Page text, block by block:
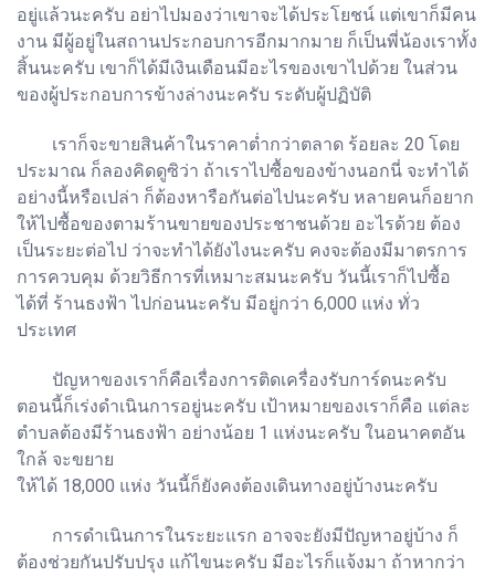
อยู่แล้วนะครับ อย่าไปมองว่าเขาจะได้ประโยชน์ แต่เขาก็มีคน
งาน มีผู้อยู่ในสถานประกอบการอีกมากมาย ก็เป็นพี่น้องเราทั้ง
สิ้นนะครับ เขาก็ได้มีเงินเดือนมีอะไรของเขาไปด้วย ในส่วน
ของผู้ประกอบการข้างล่างนะครับ ระดับผู้ปฏิบัติ
เราก็จะขายสินค้าในราคาต่ำกว่าตลาด ร้อยละ 20 โดย
ประมาณ ก็ลองคิดดูซิว่า ถ้าเราไปซื้อของข้างนอกนี่ จะทำได้
อย่างนี้หรือเปล่า ก็ต้องหารือกันต่อไปนะครับ หลายคนก็อยาก
ให้ไปซื้อของตามร้านขายของประชาชนด้วย อะไรด้วย ต้อง
เป็นระยะต่อไป ว่าจะทำได้ยังไงนะครับ คงจะต้องมีมาตรการ
การควบคุม ด้วยวิธีการที่เหมาะสมนะครับ วันนี้เราก็ไปซื้อ
ได้ที่ ร้านธงฟ้า ไปก่อนนะครับ มีอยู่กว่า 6,000 แห่ง ทั่ว
ประเทศ
ปัญหาของเราก็คือเรื่องการติดเครื่องรับการ์ดนะครับ
ตอนนี้ก็เร่งดำเนินการอยู่นะครับ เป้าหมายของเราก็คือ แต่ละ
ตำบลต้องมีร้านธงฟ้า อย่างน้อย 1 แห่งนะครับ ในอนาคตอัน
ใกล้ จะขยาย
ให้ได้ 18,000 แห่ง วันนี้ก็ยังคงต้องเดินทางอยู่บ้างนะครับ
การดำเนินการในระยะแรก อาจจะยังมีปัญหาอยู่บ้าง ก็
ต้องช่วยกันปรับปรุง แก้ไขนะครับ มีอะไรก็แจ้งมา ถ้าหากว่า